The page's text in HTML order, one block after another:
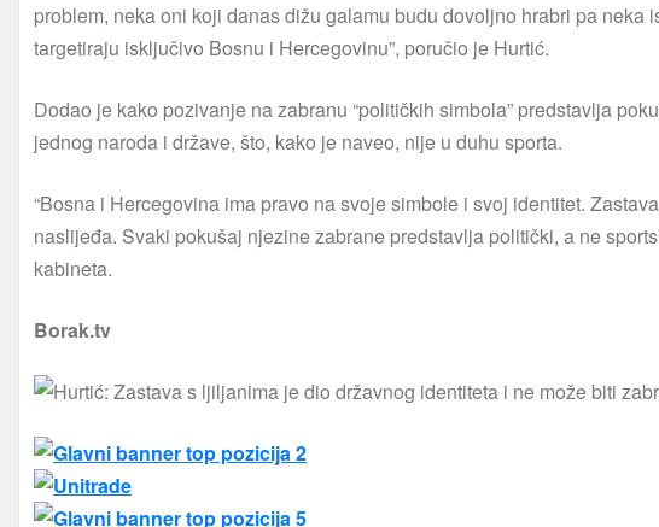
problem, neka oni koji danas dižu galamu budu dovoljno hrabri pa neka
targetiraju isključivo Bosnu i Hercegovinu”, poručio je Hurtić.
Dodao je kako pozivanje na zabranu “političkih simbola” predstavlja
jednog naroda i države, što, kako je naveo, nije u duhu sporta.
“Bosna i Hercegovina ima pravo na svoje simbole i svoj identitet.
naslijeđa. Svaki pokušaj njezine zabrane predstavlja politički, a ne
kabineta.
Borak.tv